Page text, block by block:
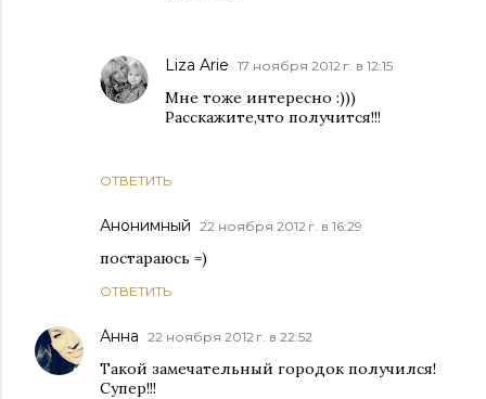
ОТВЕТИТЬ
Liza Arie 17 ноября 2012 г. в 12:15
Мне тоже интересно :)))
Расскажите,что получится!!!
Анонимный 22 ноября 2012 г. в 16:29
постараюсь =)
ОТВЕТИТЬ
Анна 22 ноября 2012 г. в 22:52
Такой замечательный городок получился!
Супер!!!